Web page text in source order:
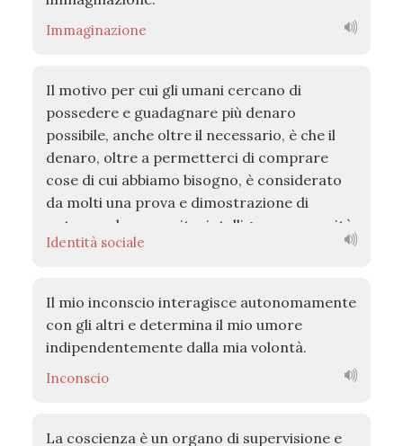
Immaginazione
Il motivo per cui gli umani cercano di
possedere e guadagnare più denaro
possibile, anche oltre il necessario, è che il
denaro, oltre a permetterci di comprare
cose di cui abbiamo bisogno, è considerato
da molti una prova e dimostrazione di
potere, valore, merito, intelligenza, capacità
e per alcuni perfino di grazia di Dio.
Identità sociale
Il mio inconscio interagisce autonomamente
con gli altri e determina il mio umore
indipendentemente dalla mia volontà.
Inconscio
La coscienza è un organo di supervisione e